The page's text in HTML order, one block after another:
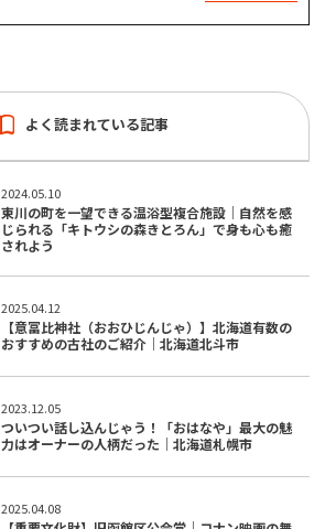
よく読まれている記事
2024.05.10
東川の町を一望できる温浴型複合施設｜自然を感
じられる「キトウシの森きとろん」で身も心も癒
されよう
2025.04.12
【意冨比神社（おおひじんじゃ）】北海道有数の
おすすめの古社のご紹介｜北海道北斗市
2023.12.05
ついつい話し込んじゃう！「おはなや」最大の魅
力はオーナーの人柄だった｜北海道札幌市
2025.04.08